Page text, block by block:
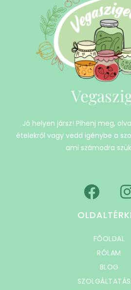
Jó helyen jársz! Pihenj meg,
ételekről vagy vedd igénybe a
ami számodra
FŐOLDAL
RÓLAM
BLOG